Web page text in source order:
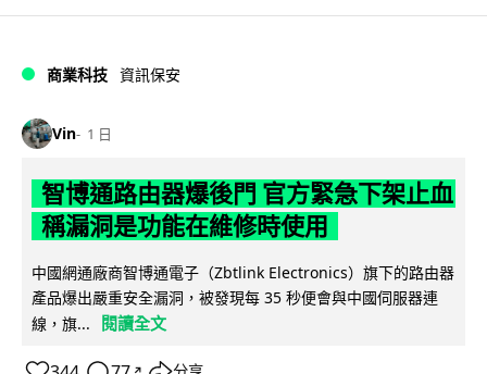
商業科技 資訊保安
Vin 1 日
智博通路由器爆後門 官方緊急下架止血
稱漏洞是功能在維修時使用
中國網通廠商智博通電子（Zbtlink Electronics）旗下的路由器
產品爆出嚴重安全漏洞，被發現每 35 秒便會與中國伺服器連
線，旗...
閱讀全文